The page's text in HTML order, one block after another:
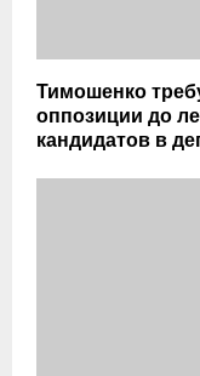
Тимошенко
оппозиции до
кандидатов в